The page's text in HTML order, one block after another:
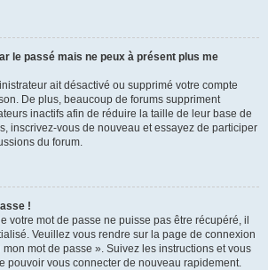
le passé mais ne peux à présent plus me
ait désactivé ou supprimé votre compte
De plus, beaucoup de forums suppriment
inactifs afin de réduire la taille de leur base de
inscrivez-vous de nouveau et essayez de participer
du forum.
!
votre mot de passe ne puisse pas être récupéré, il
Veuillez vous rendre sur la page de connexion
mon mot de passe ». Suivez les instructions et vous
pouvoir vous connecter de nouveau rapidement.